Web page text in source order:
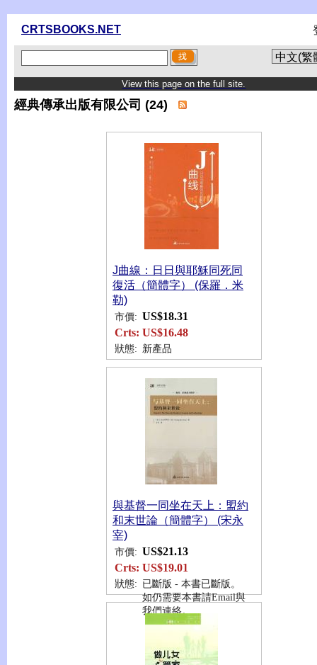
CRTSBOOKS.NET
View this page on the full site.
經典傳承出版有限公司 (24)
J曲線：日日與耶穌同死同
復活（簡體字） (保羅．米
勒)
市價: US$18.31
Crts: US$16.48
狀態: 新產品
與基督一同坐在天上：盟約
和末世論（簡體字） (宋永
宰)
市價: US$21.13
Crts: US$19.01
狀態: 已斷版 - 本書已斷版。
如仍需要本書請Email與
我們連絡。